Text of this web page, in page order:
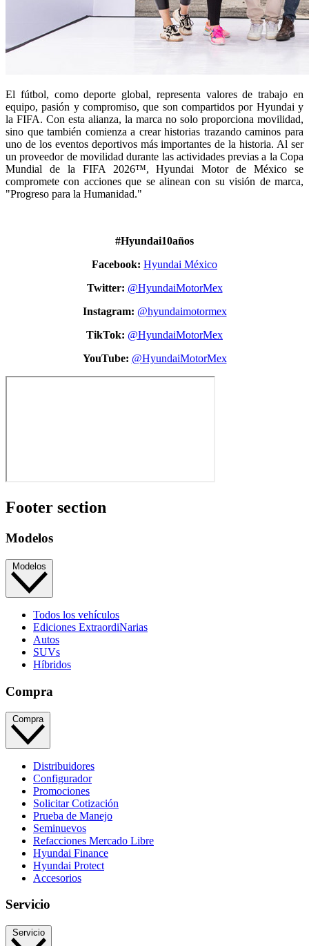
El fútbol, como deporte global, representa valores de trabajo en
equipo, pasión y compromiso, que son compartidos por Hyundai y
la FIFA. Con esta alianza, la marca no solo proporciona movilidad,
sino que también comienza a crear historias trazando caminos para
uno de los eventos deportivos más importantes de la historia. Al ser
un proveedor de movilidad durante las actividades previas a la Copa
Mundial de la FIFA 2026™, Hyundai Motor de México se
compromete con acciones que se alinean con su visión de marca,
"Progreso para la Humanidad."
#Hyundai10años
Facebook: Hyundai México
Twitter: @HyundaiMotorMex
Instagram: @hyundaimotormex
TikTok: @HyundaiMotorMex
YouTube: @HyundaiMotorMex
Footer section
Modelos
Modelos
Todos los vehículos
Ediciones ExtraordiNarias
Autos
SUVs
Híbridos
Compra
Compra
Distribuidores
Configurador
Promociones
Solicitar Cotización
Prueba de Manejo
Seminuevos
Refacciones Mercado Libre
Hyundai Finance
Hyundai Protect
Accesorios
Servicio
Servicio